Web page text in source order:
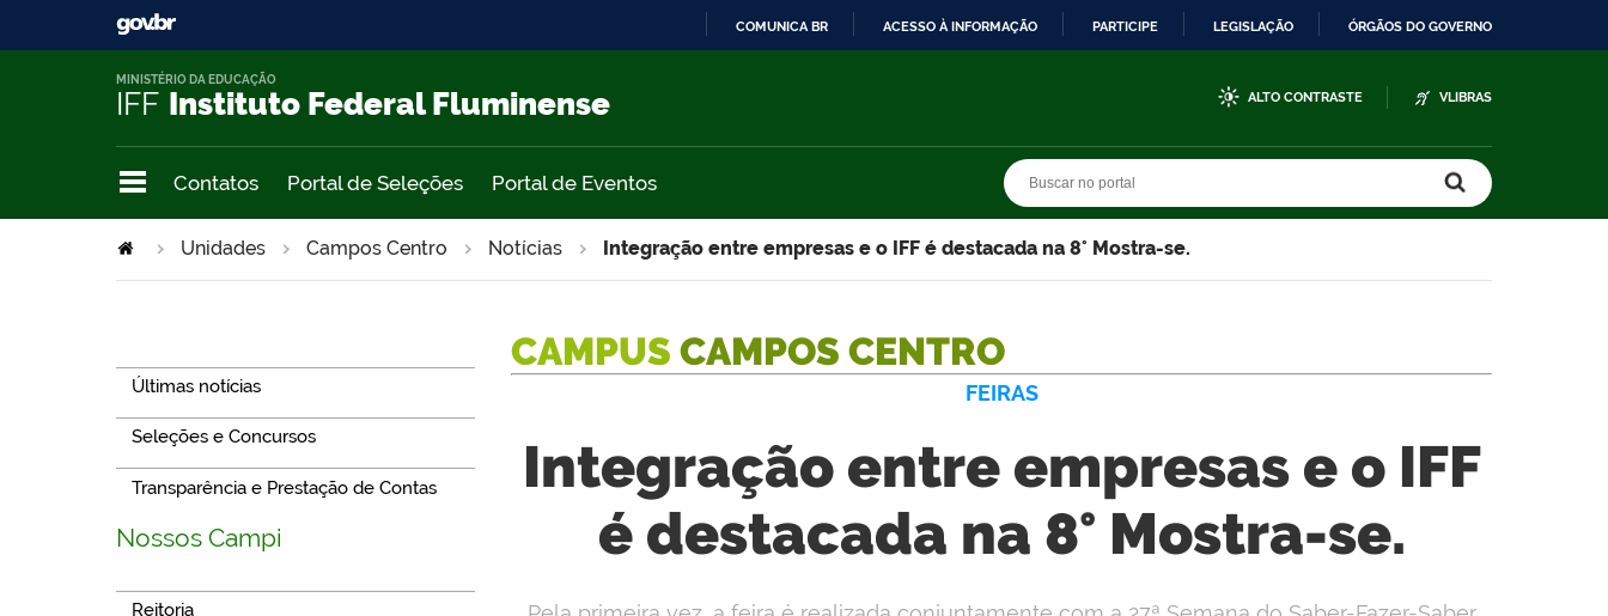
COMUNICA BR ACESSO À INFORMAÇÃO PARTICIPE LEGISLAÇÃO ÓRGÃOS DO GOVERNO
IFF Instituto Federal Fluminense
MINISTÉRIO DA EDUCAÇÃO
ALTO CONTRASTE VLIBRAS
Contatos Portal de Seleções Portal de Eventos
Unidades Campos Centro Notícias Integração entre empresas e o IFF é destacada na 8° Mostra-se.
Últimas notícias
Seleções e Concursos
Transparência e Prestação de Contas
Nossos Campi
Reitoria
CAMPUS CAMPOS CENTRO
FEIRAS
Integração entre empresas e o IFF
é destacada na 8° Mostra-se.